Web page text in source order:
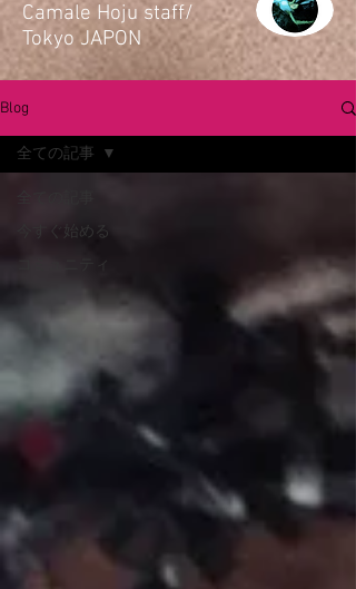
​Camale Hoju staff/
Tokyo JAPON
Blog
今すぐ始める
コミュニティ
全ての記事